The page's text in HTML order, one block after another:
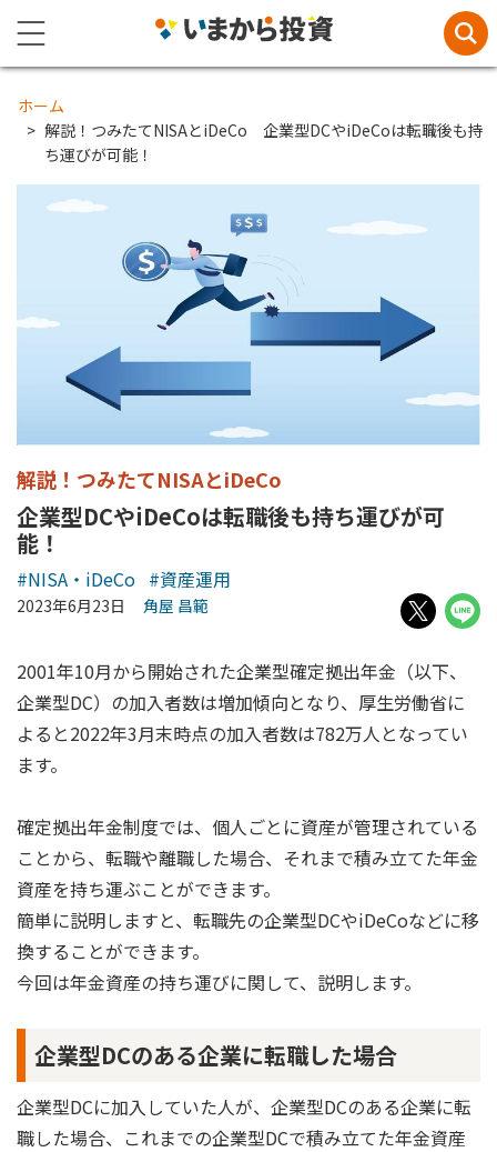
ホーム
解説！つみたてNISAとiDeCo 企業型DCやiDeCoは転職後も持
ち運びが可能！
解説！つみたてNISAとiDeCo
企業型DCやiDeCoは転職後も持ち運びが可
能！
#NISA・iDeCo #資産運用
2023年6月23日 角屋 昌範
2001年10月から開始された企業型確定拠出年金（以下、
企業型DC）の加入者数は増加傾向となり、厚生労働省に
よると2022年3月末時点の加入者数は782万人となってい
ます。
確定拠出年金制度では、個人ごとに資産が管理されている
ことから、転職や離職した場合、それまで積み立てた年金
資産を持ち運ぶことができます。
簡単に説明しますと、転職先の企業型DCやiDeCoなどに移
換することができます。
今回は年金資産の持ち運びに関して、説明します。
企業型DCのある企業に転職した場合
企業型DCに加入していた人が、企業型DCのある企業に転
職した場合、これまでの企業型DCで積み立てた年金資産